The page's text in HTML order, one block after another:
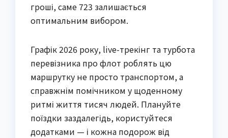
гроші, саме 723 залишається
оптимальним вибором.
Графік 2026 року, live-трекінг та турбота
перевізника про флот роблять цю
маршрутку не просто транспортом, а
справжнім помічником у щоденному
ритмі життя тисяч людей. Плануйте
поїздки заздалегідь, користуйтеся
додатками — і кожна подорож від